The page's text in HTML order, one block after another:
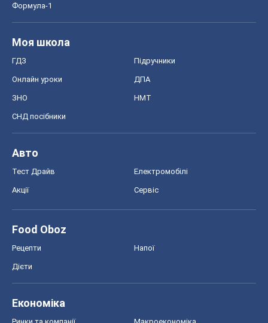
Формула-1
Моя школа
ГДЗ Підручники
Онлайн уроки ДПА
ЗНО НМТ
СНД посібники
Авто
Тест Драйв Електромобілі
Акції Сервіс
Food Oboz
Рецепти Напої
Дієти
Економіка